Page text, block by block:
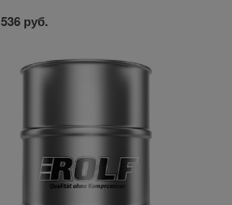
536 руб.